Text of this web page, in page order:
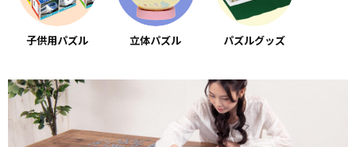
子供用パズル 立体パズル パズルグッズ